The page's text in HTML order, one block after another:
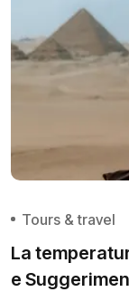
Tours & travel
La
e